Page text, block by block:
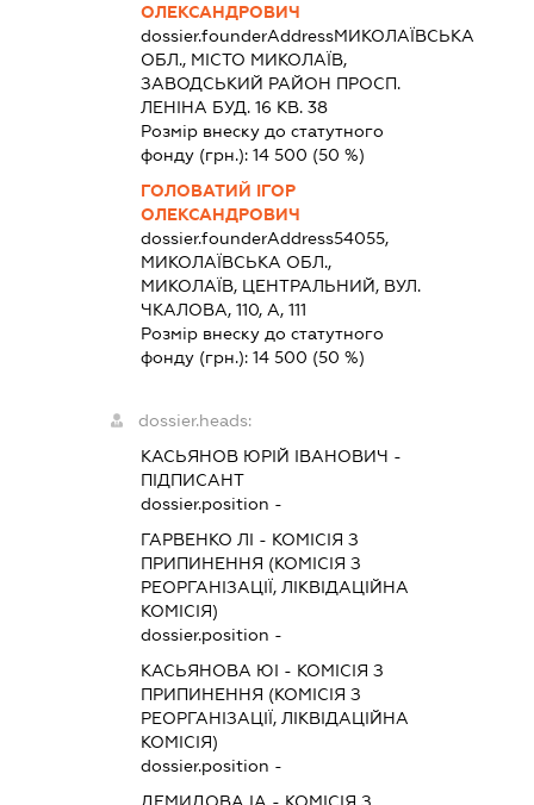
ОЛЕКСАНДРОВИЧ
dossier.founderAddressМИКОЛАЇВСЬКА
ОБЛ., МІСТО МИКОЛАЇВ,
ЗАВОДСЬКИЙ РАЙОН ПРОСП.
ЛЕНІНА БУД. 16 КВ. 38
Розмір внеску до статутного
фонду (грн.): 14 500 (50 %)
ГОЛОВАТИЙ ІГОР
ОЛЕКСАНДРОВИЧ
dossier.founderAddress54055,
МИКОЛАЇВСЬКА ОБЛ.,
МИКОЛАЇВ, ЦЕНТРАЛЬНИЙ, ВУЛ.
ЧКАЛОВА, 110, А, 111
Розмір внеску до статутного
фонду (грн.): 14 500 (50 %)
dossier.heads:
КАСЬЯНОВ ЮРІЙ ІВАНОВИЧ -
ПІДПИСАНТ
dossier.position -
ГАРВЕНКО ЛІ - КОМІСІЯ З
ПРИПИНЕННЯ (КОМІСІЯ З
РЕОРГАНІЗАЦІЇ, ЛІКВІДАЦІЙНА
КОМІСІЯ)
dossier.position -
КАСЬЯНОВА ЮІ - КОМІСІЯ З
ПРИПИНЕННЯ (КОМІСІЯ З
РЕОРГАНІЗАЦІЇ, ЛІКВІДАЦІЙНА
КОМІСІЯ)
dossier.position -